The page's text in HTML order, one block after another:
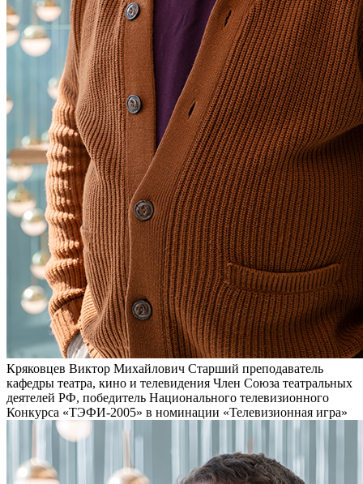
Кряковцев Виктор Михайлович Старший преподаватель
кафедры театра, кино и телевидения Член Союза театральных
деятелей РФ, победитель Национального телевизионного
Конкурса «ТЭФИ-2005» в номинации «Телевизионная игра»